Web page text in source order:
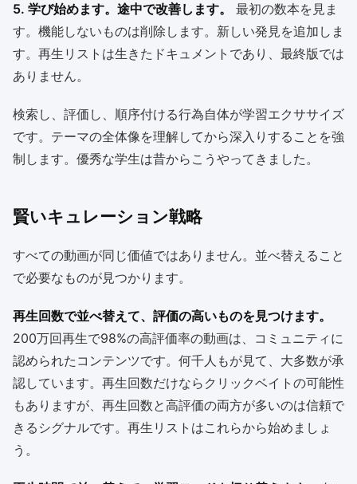
5. 学び始めます。途中で改善します。
最初の数本を見ま
す。機能しないものは削除します。新しい発見を追加しま
す。再生リストは生きたドキュメントであり、最終版では
ありません。
検索し、評価し、順序付ける行為自体が学習エクササイズ
です。テーマの全体像を理解してから深入りすることを強
制します。優秀な学生は昔からこうやってきました。
賢いキュレーション戦略
すべての動画が同じ価値ではありません。並べ替えること
で必要なものが見つかります。
再生回数で並べ替えて、評価の高いものを見つけます。
200万回再生で98%の高評価率の動画は、コミュニティに
認められたコンテンツです。何千人もが見て、大多数が承
認しています。再生回数だけならクリックベイトの可能性
もありますが、再生回数と高評価の両方が多いのは信頼で
きるシグナルです。再生リストはこれらから始めましょ
う。